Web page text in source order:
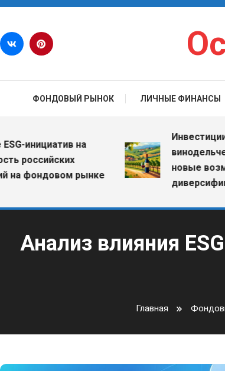
Перейти к содержимому
ФОНДОВЫЙ РЫНОК ЛИЧНЫЕ ФИНАНСЫ
на
рынке
Инвестиции в
винодельческие
новые
Анализ влияния
Главная